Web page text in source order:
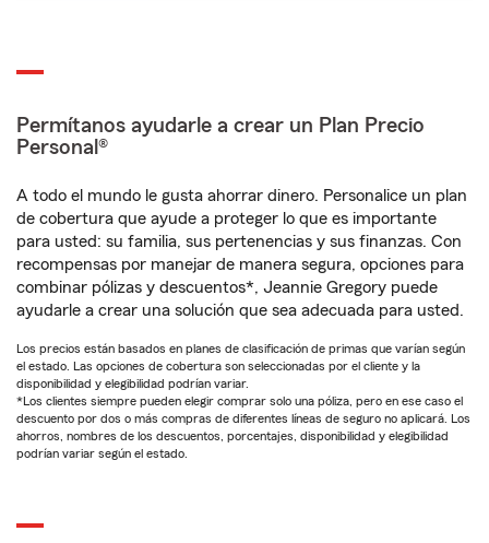
Permítanos ayudarle a crear un Plan Precio
Personal®
A todo el mundo le gusta ahorrar dinero. Personalice un plan
de cobertura que ayude a proteger lo que es importante
para usted: su familia, sus pertenencias y sus finanzas. Con
recompensas por manejar de manera segura, opciones para
combinar pólizas y descuentos*, Jeannie Gregory puede
ayudarle a crear una solución que sea adecuada para usted.
Los precios están basados en planes de clasificación de primas que varían según
el estado. Las opciones de cobertura son seleccionadas por el cliente y la
disponibilidad y elegibilidad podrían variar.
*Los clientes siempre pueden elegir comprar solo una póliza, pero en ese caso el
descuento por dos o más compras de diferentes líneas de seguro no aplicará. Los
ahorros, nombres de los descuentos, porcentajes, disponibilidad y elegibilidad
podrían variar según el estado.